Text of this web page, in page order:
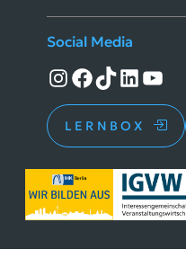
Social Media
Instagram
Facebook
TikTokLinkedInYouTube
LERNBOX